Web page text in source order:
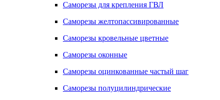
Саморезы для крепления ГВЛ
Саморезы желтопассивированные
Саморезы кровельные цветные
Саморезы оконные
Саморезы оцинкованные частый шаг
Саморезы полуцилиндрические